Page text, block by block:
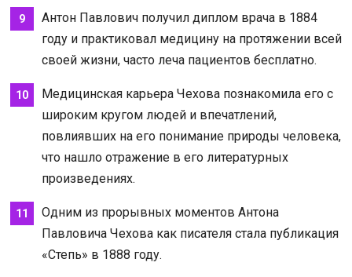
Антон Павлович получил диплом врача в 1884
году и практиковал медицину на протяжении всей
своей жизни, часто леча пациентов бесплатно.
Медицинская карьера Чехова познакомила его с
широким кругом людей и впечатлений,
повлиявших на его понимание природы человека,
что нашло отражение в его литературных
произведениях.
Одним из прорывных моментов Антона
Павловича Чехова как писателя стала публикация
«Степь» в 1888 году.